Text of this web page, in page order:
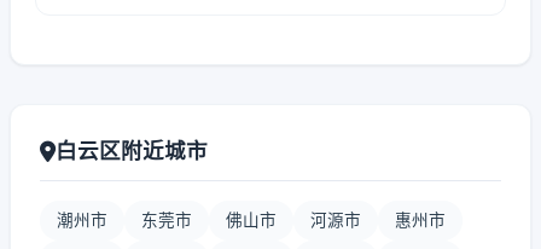
白云区附近城市
潮州市 东莞市 佛山市 河源市 惠州市